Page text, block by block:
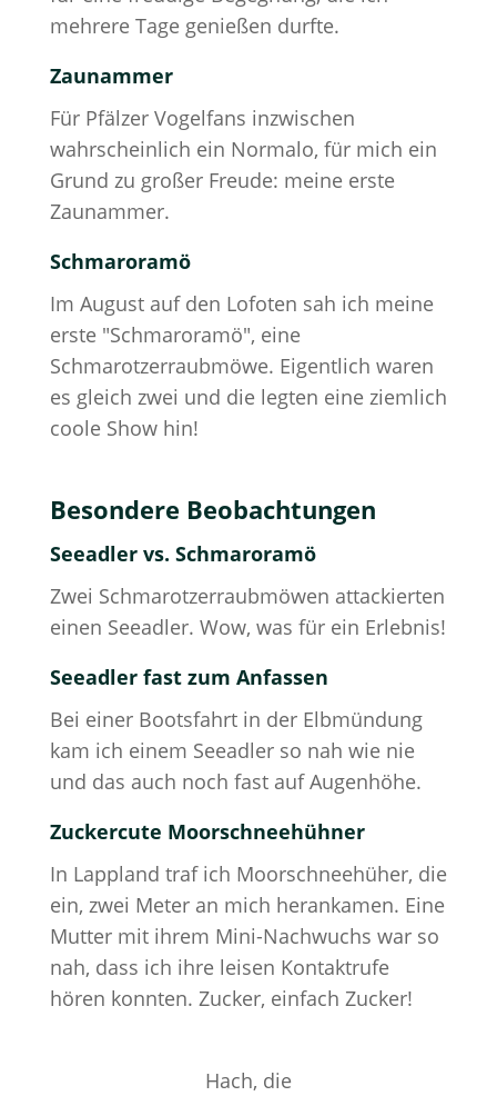
mehrere Tage genießen durfte.
Zaunammer
Für Pfälzer Vogelfans inzwischen
wahrscheinlich ein Normalo, für mich ein
Grund zu großer Freude: meine erste
Zaunammer.
Schmaroramö
Im August auf den Lofoten sah ich meine
erste "Schmaroramö", eine
Schmarotzerraubmöwe. Eigentlich waren
es gleich zwei und die legten eine ziemlich
coole Show hin!
Besondere Beobachtungen
Seeadler vs. Schmaroramö
Zwei Schmarotzerraubmöwen attackierten
einen Seeadler. Wow, was für ein Erlebnis!
Seeadlerfast zum Anfassen
Bei einer Bootsfahrt in der Elbmündung
kam ich einem Seeadler so nah wie nie
und das auch noch fast auf Augenhöhe.
Zuckercute Moorschneehühner
In Lappland traf ich Moorschneehüher, die
ein, zwei Meter an mich herankamen. Eine
Mutter mit ihrem Mini-Nachwuchs war so
nah, dass ich ihre leisen Kontaktrufe
hören konnten. Zucker, einfach Zucker!
Hach, die